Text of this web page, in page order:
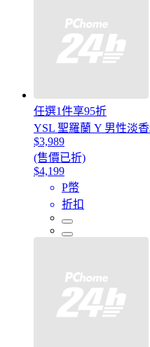
任選1件享95折
YSL 聖羅蘭 Y 男性淡香
$3,989
(售價已折)
$4,199
P幣
折扣